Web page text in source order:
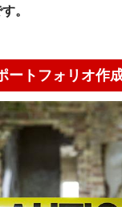
。
ートフォリオ作